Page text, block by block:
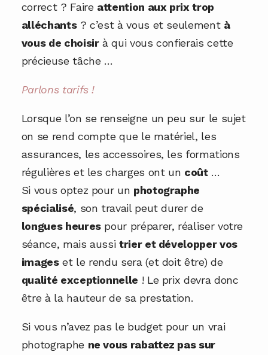
correct ? Faire attention aux prix trop
alléchants? c’est à vous et seulement à
vous de choisirà qui vous confierais cette
précieuse tâche …
Parlons tarifs !
Lorsque l’on se renseigne un peu sur le sujet
on se rend compte que le matériel, les
assurances, les accessoires, les formations
régulières et les charges ont un coût…
Si vous optez pour un photographe
spécialisé, son travail peut durer de
longues heurespour préparer, réaliser votre
séance, mais aussitrier et développer vos
imageset le rendu sera (et doit être) de
qualité exceptionnelle ! Le prix devra donc
être à la hauteur de sa prestation.
Si vous n’avez pas le budget pour un vrai
photographe ne vous rabattez pas sur